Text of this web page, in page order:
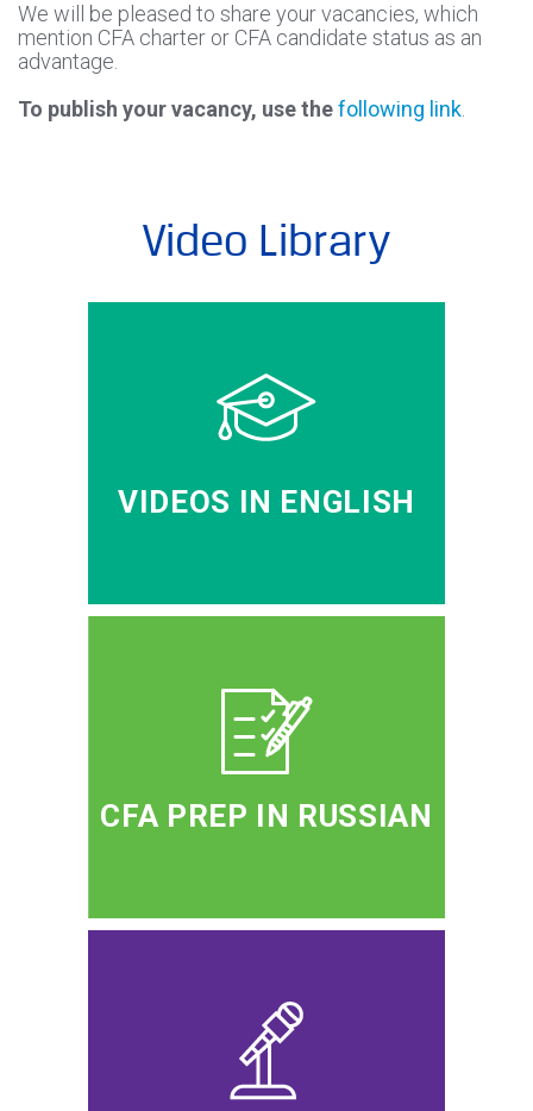
We will be pleased to share your vacancies, which
mention CFA charter or CFA candidate status as an
advantage.
To publish your vacancy, use thefollowing link
Video Library
VIDEOS IN ENGLISH
CFA PREP IN RUSSIAN